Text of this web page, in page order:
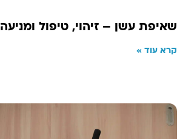
שאיפת עשן – זיהוי, טיפול ומניעה
קרא עוד »